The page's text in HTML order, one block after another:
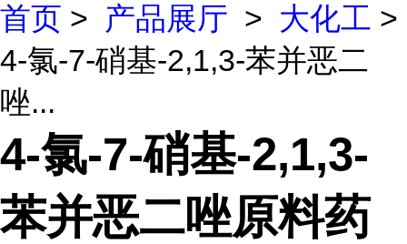
首页 > 产品展厅 > 大化工 >
4-氯-7-硝基-2,1,3-苯并恶二
唑...
4-氯-7-硝基-2,1,3-
苯并恶二唑原料药